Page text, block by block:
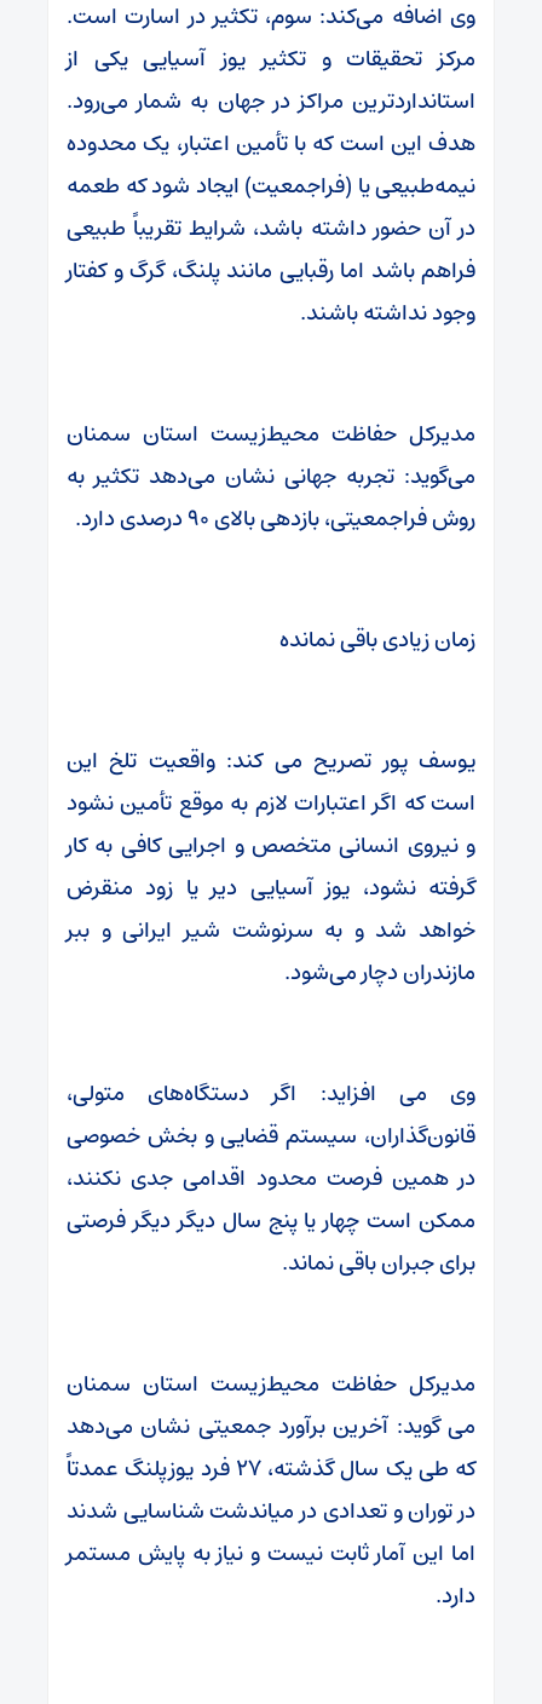
وی اضافه می‌کند: سوم، تکثیر در اسارت است.
مرکز تحقیقات و تکثیر یوز آسیایی یکی از
استانداردترین مراکز در جهان به شمار می‌رود.
هدف این است که با تأمین اعتبار، یک محدوده
نیمه‌طبیعی یا (فراجمعیت) ایجاد شود که طعمه
در آن حضور داشته باشد، شرایط تقریباً طبیعی
فراهم باشد اما رقبایی مانند پلنگ، گرگ و کفتار
وجود نداشته باشند.
مدیرکل حفاظت محیط‌زیست استان سمنان
می‌گوید: تجربه جهانی نشان می‌دهد تکثیر به
روش فراجمعیتی، بازدهی بالای ۹۰ درصدی دارد.
زمان زیادی باقی نمانده
یوسف پور تصریح می کند: واقعیت تلخ این
است که اگر اعتبارات لازم به موقع تأمین نشود
و نیروی انسانی متخصص و اجرایی کافی به کار
گرفته نشود، یوز آسیایی دیر یا زود منقرض
خواهد شد و به سرنوشت شیر ایرانی و ببر
مازندران دچار می‌شود.
وی می افزاید: اگر دستگاه‌های متولی،
قانون‌گذاران، سیستم قضایی و بخش خصوصی
در همین فرصت محدود اقدامی جدی نکنند،
ممکن است چهار یا پنج سال دیگر دیگر فرصتی
برای جبران باقی نماند.
مدیرکل حفاظت محیط‌زیست استان سمنان
می گوید: آخرین برآورد جمعیتی نشان می‌دهد
که طی یک سال گذشته، ۲۷ فرد یوزپلنگ عمدتاً
در توران و تعدادی در میاندشت شناسایی شدند
اما این آمار ثابت نیست و نیاز به پایش مستمر
دارد.